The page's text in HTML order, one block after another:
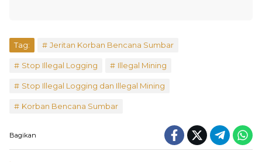
Tag: Jeritan Korban Bencana Sumbar
Stop Illegal Logging Illegal Mining
Stop Illegal Logging dan Illegal Mining
Korban Bencana Sumbar
Bagikan